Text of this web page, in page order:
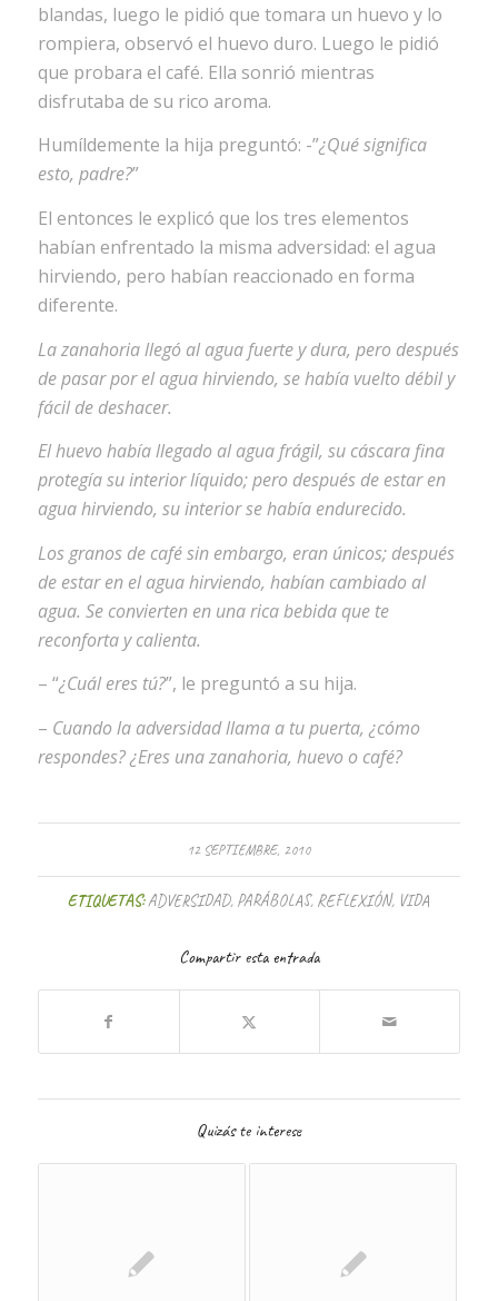
blandas, luego le pidió que tomara un huevo y lo
rompiera, observó el huevo duro. Luego le pidió
que probara el café. Ella sonrió mientras
disfrutaba de su rico aroma.
Humíldemente la hija preguntó: -”¿Qué significa
esto, padre?”
El entonces le explicó que los tres elementos
habían enfrentado la misma adversidad: el agua
hirviendo, pero habían reaccionado en forma
diferente.
La zanahoria llegó al agua fuerte y dura, pero después
de pasar por el agua hirviendo, se había vuelto débil y
fácil de deshacer.
El huevo había llegado al agua frágil, su cáscara fina
protegía su interior líquido; pero después de estar en
agua hirviendo, su interior se había endurecido.
Los granos de café sin embargo, eran únicos; después
de estar en el agua hirviendo, habían cambiado al
agua. Se convierten en una rica bebida que te
reconforta y calienta.
– “¿Cuál eres tú?”, le preguntó a su hija.
– Cuando la adversidad llama a tu puerta, ¿cómo
respondes? ¿Eres una zanahoria, huevo o café?
12 SEPTIEMBRE, 2010
ETIQUETAS:ADVERSIDAD, PARÁBOLAS, REFLEXIÓN, VIDA
Compartir esta entrada
Quizás te interese